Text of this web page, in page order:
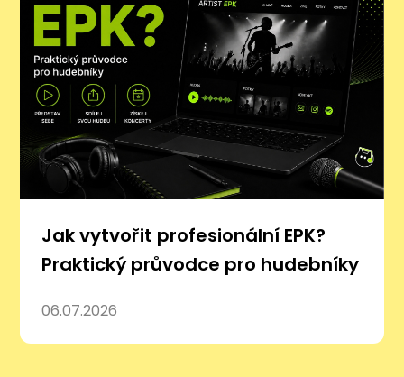
Jak vytvořit profesionální EPK?
Praktický průvodce pro hudebníky
06.07.2026